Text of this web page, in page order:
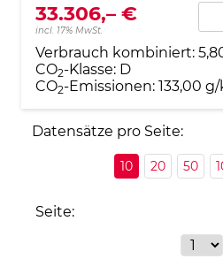
33.306,– €
incl. 17% MwSt.
Verbrauch kombiniert:
CO2-Klasse: D
CO2-Emissionen: 133,00
Datensätze pro Seite:
10 20 50
Seite: